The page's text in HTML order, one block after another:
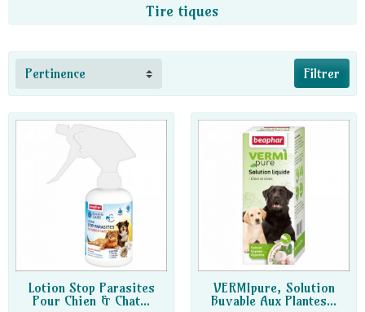
Tire tiques
Filtrer
Pertinence
DISPO PARTENAIRE
Lotion Stop Parasites
Pour Chien & Chat...
DISPO PARTENAIRE
VERMIpure, Solution
Buvable Aux Plantes...